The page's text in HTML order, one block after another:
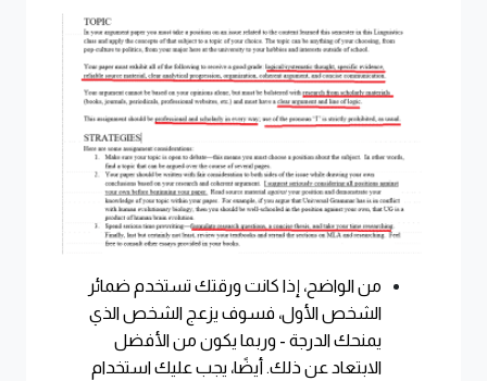
من الواضح، إذا كانت ورقتك تستخدم ضمائر
الشخص الأول، فسوف يزعج الشخص الذي
يمنحك الدرجة - وربما يكون من الأفضل
الابتعاد عن ذلك. أيضًا، يجب عليك استخدام